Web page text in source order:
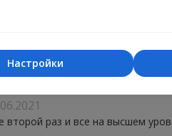
удобно что вы
второй раз и все на высшем
Настройки